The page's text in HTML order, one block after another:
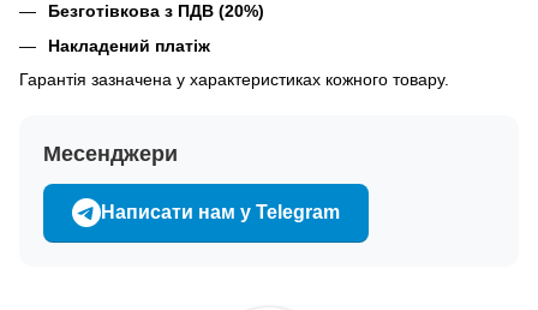
Безготівкова з ПДВ (20%)
Накладений платіж
Гарантія зазначена у характеристиках кожного товару.
Месенджери
Написати нам у Telegram